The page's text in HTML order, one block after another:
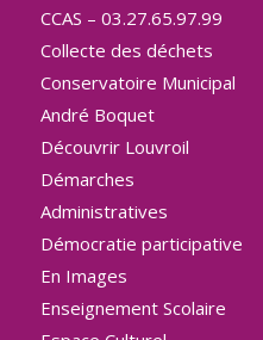
CCAS – 03.27.65.97.99
Collecte des déchets
Conservatoire Municipal
André Boquet
Découvrir Louvroil
Démarches
Administratives
Démocratie participative
En Images
Enseignement Scolaire